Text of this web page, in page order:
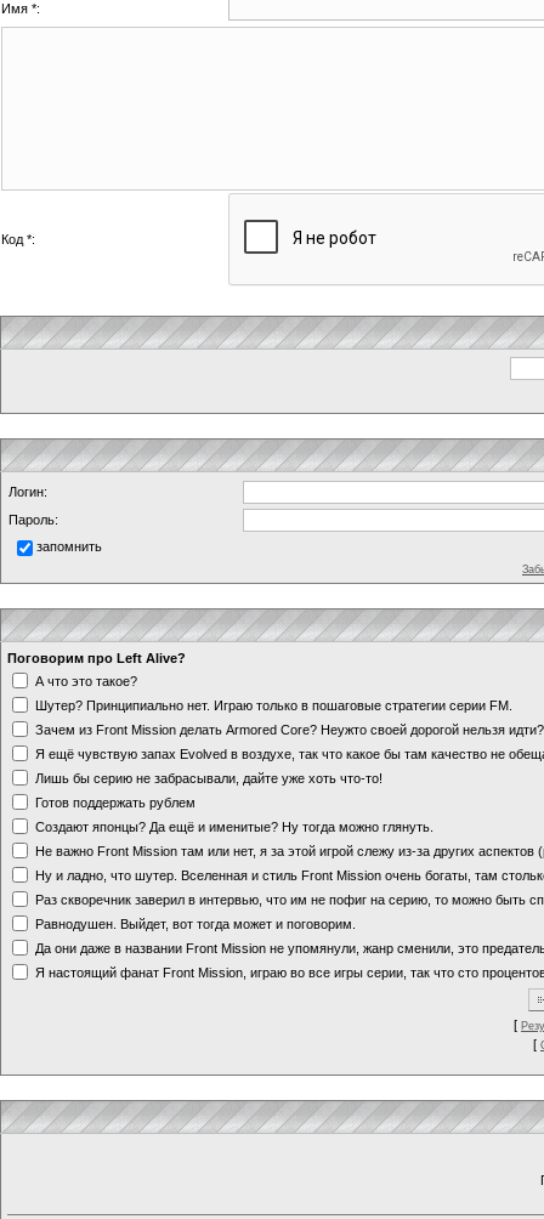
Имя *:
Код *:
Логин:
Пароль:
запомнить
Поговорим про Left Alive?
А что это такое?
Шутер? Принципиально нет. Играю только в пошаговые стратегии серии FM.
Зачем из Front Mission делать Armored Core? Неужто своей дорогой нельзя
Я ещё чувствую запах Evolved в воздухе, так что какое бы там качество не
Лишь бы серию не забрасывали, дайте уже хоть что-то!
Готов поддержать рублем
Создают японцы? Да ещё и именитые? Ну тогда можно глянуть.
Не важно Front Mission там или нет, я за этой игрой слежу из-за других аспектов
Ну и ладно, что шутер. Вселенная и стиль Front Mission очень богаты, там
Раз скворечник заверил в интервью, что им не пофиг на серию, то можно быть
Равнодушен. Выйдет, вот тогда может и поговорим.
Да они даже в названии Front Mission не упомянули, жанр сменили, это
Я настоящий фанат Front Mission, играю во все игры серии, так что сто
[
[